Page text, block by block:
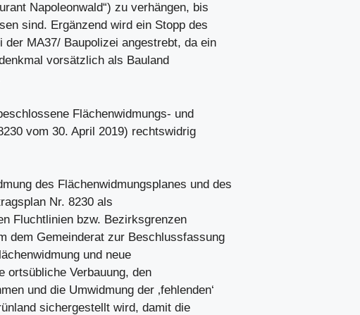
Napoleonwald“) zu verhängen, bis
sind. Ergänzend wird ein Stopp des
der MA37/ Baupolizei angestrebt, da ein
vorsätzlich als Bauland
Flächenwidmungs- und
vom 30. April 2019) rechtswidrig
des Flächenwidmungsplanes und des
Nr. 8230 als
Fluchtlinien bzw. Bezirksgrenzen
dem Gemeinderat zur Beschlussfassung
und neue
ortsübliche Verbauung, den
und die Umwidmung der ‚fehlenden‘
sichergestellt wird, damit die